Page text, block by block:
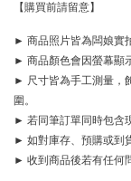
【購買前請留意】
► 商品照片皆為闆娘實
► 商品顏色會因螢幕顯
► 尺寸皆為手工測量，
圍。
► 若同筆訂單同時包含
► 如對庫存、預購或到
► 收到商品後若有任何